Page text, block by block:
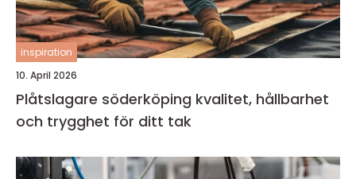
inspiration
10. April 2026
Plåtslagare söderköping kvalitet, hållbarhet
och trygghet för ditt tak